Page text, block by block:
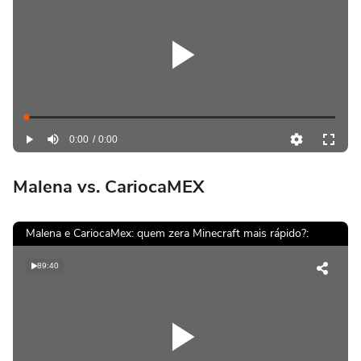
Video
Play MutarCurrent
0:00 / DurationÂ
0:00
Loaded:
Malena vs. CariocaMEX
Malena e CariocaMex: quem zera Minecraft mais rápido?:
89:40